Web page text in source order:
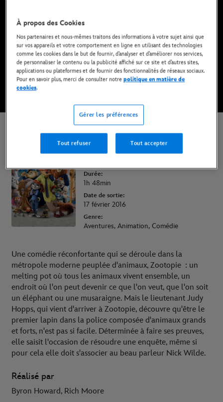
Maintenant en streaming sur Disney+*
REGARDER SUR DISNEY+
Zootopie
Signalétique Jeunesse:
Durée:
1h 48min
Date de sortie:
17 février 2016
Genre:
Aventures, Animation, Comédie
Une comédie réconfortante qui se déroule dans la
métropole moderne peuplée d'animaux, Zootopie : un
melting pot où tous les animaux vivent ensemble, un
endroit où l'on peut devenir ce que l'on veut, que l'on soit
un éléphant ou une musaraigne. Mais le lieutenant Judy
Hopps, qui vient d'arriver à Zootopie, découvre qu'être le
premier lapin dans la police composée d'animaux grands
et forts, n'est pas si facile. Déterminée à faire ses preuves,
elle saisit l'occasion de résoudre une enquête, même si
pour cela elle doit s'associer au beau parleur Nick Wilde.
Réalisé par
Byron Howard, Rich Moore
À propos des Cookies
Nos partenaires et nous-mêmes traitons des informations à votre sujet ainsi que
sur vos appareils et votre comportement en ligne en utilisant des technologies
comme les cookies dans le but de fournir, d’analyser et d’améliorer nos services,
de personnaliser le contenu ou la publicité affiché sur ce site et d’autres sites,
applications ou plateformes et de fournir des fonctionnalités de réseaux sociaux.
Pour en savoir plus, merci de consulter notrepolitique en matière de
cookies.
Gérer les préférences
Tout refuser Tout accepter